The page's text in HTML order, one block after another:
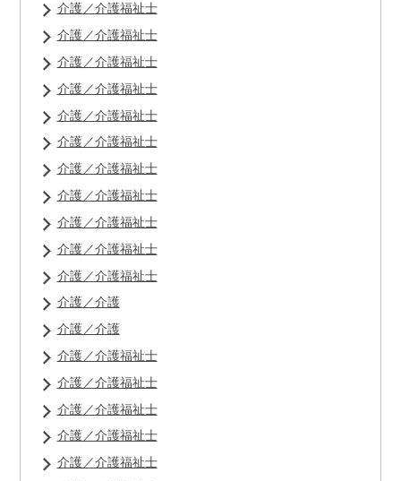
介護／介護福祉士
介護／介護福祉士
介護／介護福祉士
介護／介護福祉士
介護／介護福祉士
介護／介護福祉士
介護／介護福祉士
介護／介護福祉士
介護／介護福祉士
介護／介護福祉士
介護／介護福祉士
介護／介護
介護／介護
介護／介護福祉士
介護／介護福祉士
介護／介護福祉士
介護／介護福祉士
介護／介護福祉士